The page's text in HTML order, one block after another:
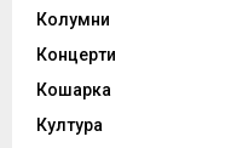
Колумни
Концерти
Кошарка
Култура